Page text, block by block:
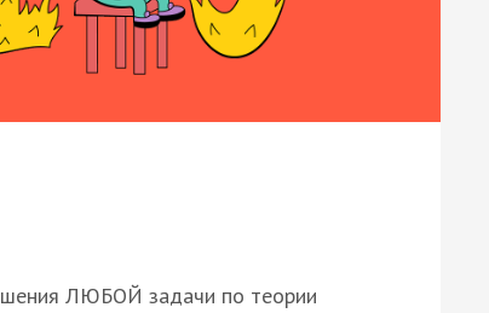
ЛЮБОЙ задачи по теории